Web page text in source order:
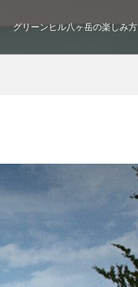
グリーンヒル八ヶ岳の楽しみ方